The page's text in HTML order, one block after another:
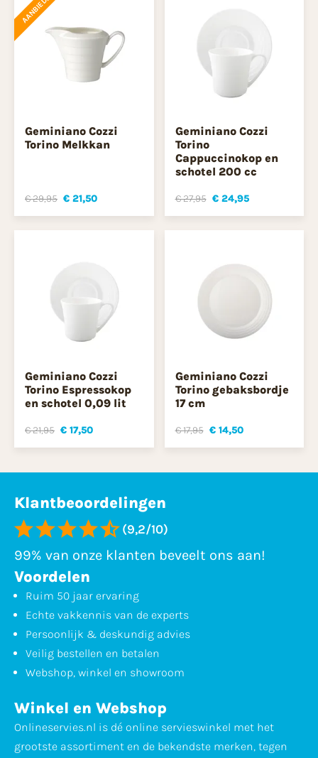
Geminiano Cozzi
Torino Melkkan
€ 29,95 € 21,50
Geminiano Cozzi
Torino
Cappuccinokop en
schotel 200 cc
€ 27,95 € 24,95
Geminiano Cozzi
Torino Espressokop
en schotel 0,09 lit
€ 21,95 € 17,50
Geminiano Cozzi
Torino gebaksbordje
17 cm
€ 17,95 € 14,50
Klantbeoordelingen
(9,2/10)
99% van onze klanten beveelt ons aan!
Voordelen
Ruim 50 jaar ervaring
Echte vakkennis van de experts
Persoonlijk & deskundig advies
Veilig bestellen en betalen
Webshop, winkel en showroom
Winkel en Webshop
Onlineservies.nl is dé online servieswinkel met het
grootste assortiment en de bekendste merken, tegen